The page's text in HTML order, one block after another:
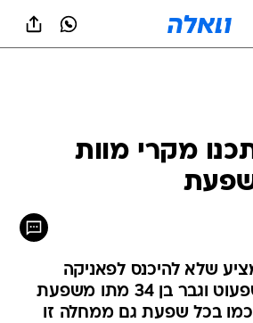
מקרי מוות
שלא להיכנס לפאניקה
בעקבות החשש שפעוט וגבר בן 34 מתו משפעת
כמו בכל שפעת גם ממחלה זו